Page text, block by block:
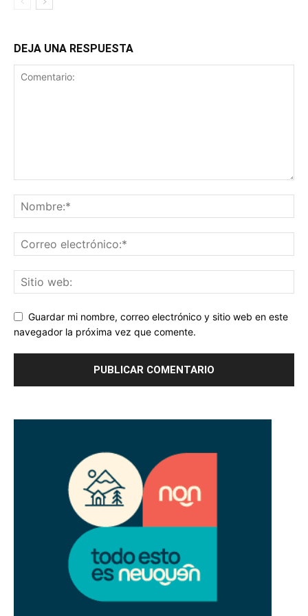
DEJA UNA RESPUESTA
Guardar mi nombre, correo electrónico y sitio web en este
navegador la próxima vez que comente.